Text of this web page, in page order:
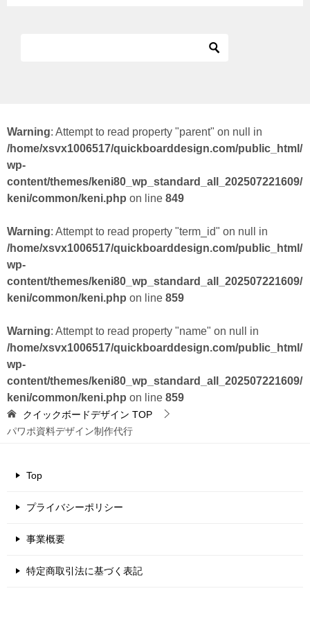
Warning: Attempt to read property "parent" on null in
/home/xsvx1006517/quickboarddesign.com/public_html/
wp-
content/themes/keni80_wp_standard_all_202507221609/
keni/common/keni.php on line 849
Warning: Attempt to read property "term_id" on null in
/home/xsvx1006517/quickboarddesign.com/public_html/
wp-
content/themes/keni80_wp_standard_all_202507221609/
keni/common/keni.php on line 859
Warning: Attempt to read property "name" on null in
/home/xsvx1006517/quickboarddesign.com/public_html/
wp-
content/themes/keni80_wp_standard_all_202507221609/
keni/common/keni.php on line 859
クイックボードデザイン TOP
パワポ資料デザイン制作代行
Top
プライバシーポリシー
事業概要
特定商取引法に基づく表記